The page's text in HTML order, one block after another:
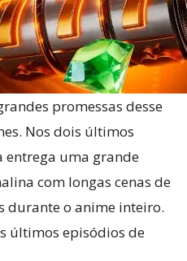
promessas desse
Nos dois últimos
entrega uma grande
com longas cenas de
durante o anime inteiro.
últimos episódios de